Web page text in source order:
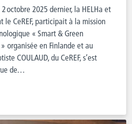
octobre 2025 dernier, la HELHa et
le CeREF, participait à la mission
« Smart & Green
organisée en Finlande et au
COULAUD, du CeREF, s’est
de…